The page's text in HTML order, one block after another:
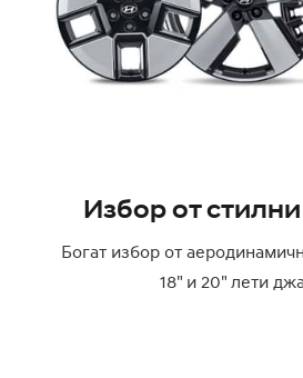
Избор от
Богат избор от
18" и 20" лети